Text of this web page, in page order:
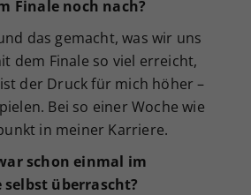
Finale noch nach?
das gemacht, was wir uns
dem Finale so viel erreicht,
der Druck für mich höher –
Bei so einer Woche wie
in meiner Karriere.
schon einmal im
überrascht?